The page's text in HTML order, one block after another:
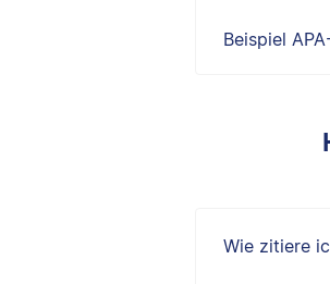
Beispiel
Wie zitiere